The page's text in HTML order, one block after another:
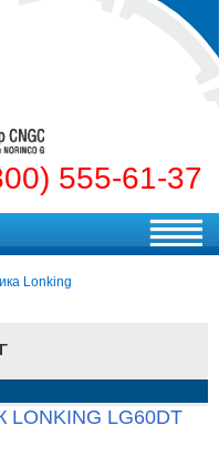
555-61-37
Lonking
LG60DT